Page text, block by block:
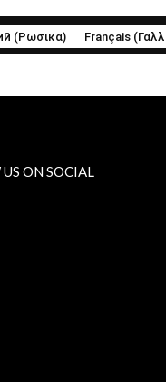
ON SOCIAL
(Ρωσικα) Français (